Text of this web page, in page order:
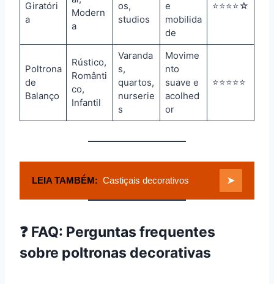
Giratóri
a
Modern
a
os,
studios
e
mobilida
de
⭐⭐⭐⭐☆
Poltrona
de
Balanço
Rústico,
Românti
co,
Infantil
Varanda
s,
quartos,
nurserie
s
Movime
nto
suave e
acolhed
or
⭐⭐⭐⭐⭐
LEIA TAMBÉM: Castiçais decorativos ➤
❓ FAQ: Perguntas frequentes
sobre poltronas decorativas